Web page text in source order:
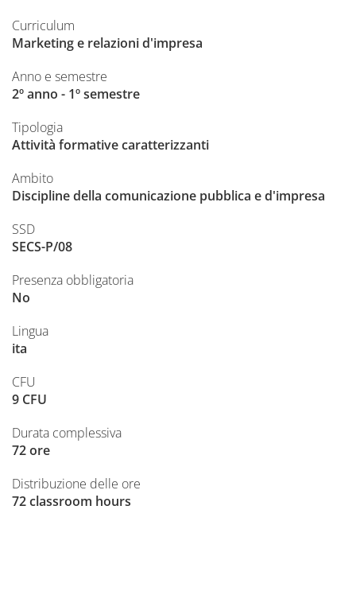
Curriculum
Marketing e relazioni d'impresa
Anno e semestre
2º anno - 1º semestre
Tipologia
Attività formative caratterizzanti
Ambito
Discipline della comunicazione pubblica e d'impresa
SSD
SECS-P/08
Presenza obbligatoria
No
Lingua
ita
CFU
9 CFU
Durata complessiva
72 ore
Distribuzione delle ore
72 classroom hours